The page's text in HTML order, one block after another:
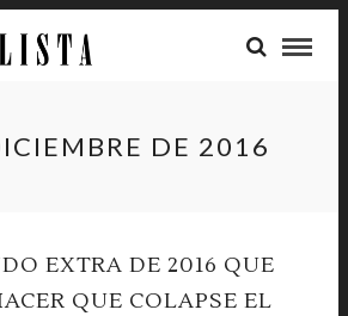
DE 2016
EXTRA DE 2016 QUE
QUE COLAPSE EL